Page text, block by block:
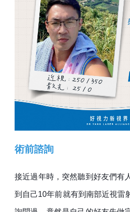
術前諮詢
接近過年時，突然聽到好友們有
到自己10年前就有到南部近視雷